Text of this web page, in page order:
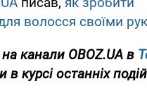
волосся своїми
канали OBOZ.UA в
в курсі останніх